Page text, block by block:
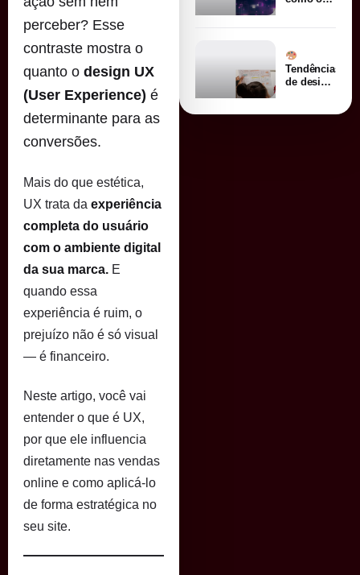
perceber? Esse
contraste mostra o
quanto o design UX
(User Experience) é
determinante para as
conversões.
Mais do que estética,
UX trata da experiência
completa do usuário
com o ambiente digital
da sua marca. E
quando essa
experiência é ruim, o
prejuízo não é só visual
— é financeiro.
Neste artigo, você vai
entender o que é UX,
por que ele influencia
diretamente nas vendas
online e como aplicá-lo
de forma estratégica no
seu site.
marcas
mais
do
planeta
de
compra
Tendências
de design